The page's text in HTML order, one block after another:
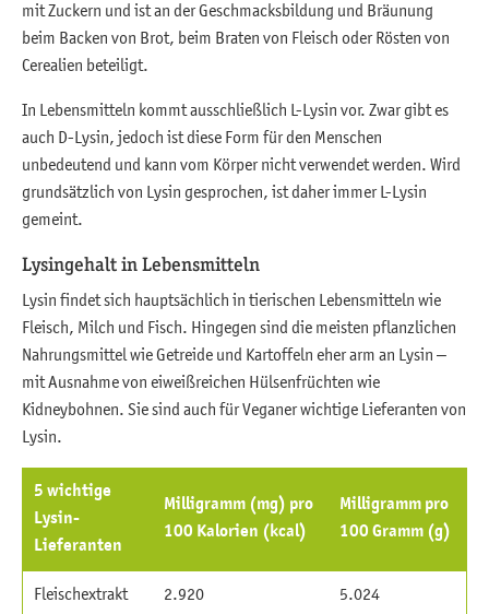
mit Zuckern und ist an der Geschmacksbildung und Bräunung
beim Backen von Brot, beim Braten von Fleisch oder Rösten von
Cerealien beteiligt.
In Lebensmitteln kommt ausschließlich L-Lysin vor. Zwar gibt es
auch D-Lysin, jedoch ist diese Form für den Menschen
unbedeutend und kann vom Körper nicht verwendet werden. Wird
grundsätzlich von Lysin gesprochen, ist daher immer L-Lysin
gemeint.
Lysingehalt in Lebensmitteln
Lysin findet sich hauptsächlich in tierischen Lebensmitteln wie
Fleisch, Milch und Fisch. Hingegen sind die meisten pflanzlichen
Nahrungsmittel wie Getreide und Kartoffeln eher arm an Lysin –
mit Ausnahme von eiweißreichen Hülsenfrüchten wie
Kidneybohnen. Sie sind auch für Veganer wichtige Lieferanten von
Lysin.
5 wichtige
Lysin-
Lieferanten
Milligramm (mg) pro
100 Kalorien (kcal)
Milligramm pro
100 Gramm (g)
Fleischextrakt 2.920 5.024